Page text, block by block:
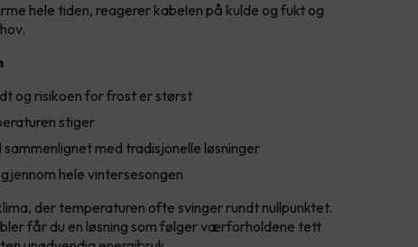
hele tiden, reagerer kabelen på kulde og fukt og
og risikoen for frost er størst
stiger
med tradisjonelle løsninger
hele vintersesongen
der temperaturen ofte svinger rundt nullpunktet.
får du en løsning som følger værforholdene tett